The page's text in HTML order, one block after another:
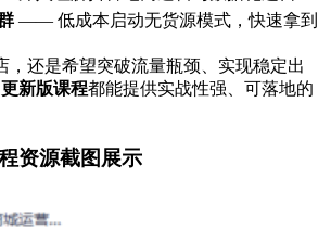
—— 低成本启动无货源模式，快速拿到
，还是希望突破流量瓶颈、实现稳定出
新版课程都能提供实战性强、可落地的
资源截图展示